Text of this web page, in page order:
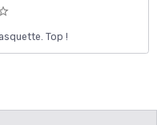
Top !